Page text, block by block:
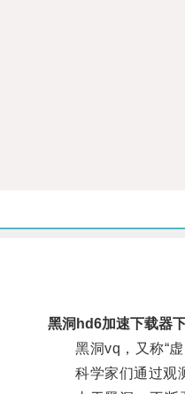
黑洞hd6加速下载器
黑洞vq，又称“虚
科学家们通过观测